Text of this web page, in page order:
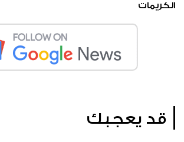
الكريمات
قد يعجبك